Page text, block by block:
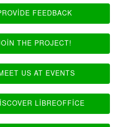
FEEDBACK
THE PROJECT!
US AT EVENTS
LIBREOFFICE